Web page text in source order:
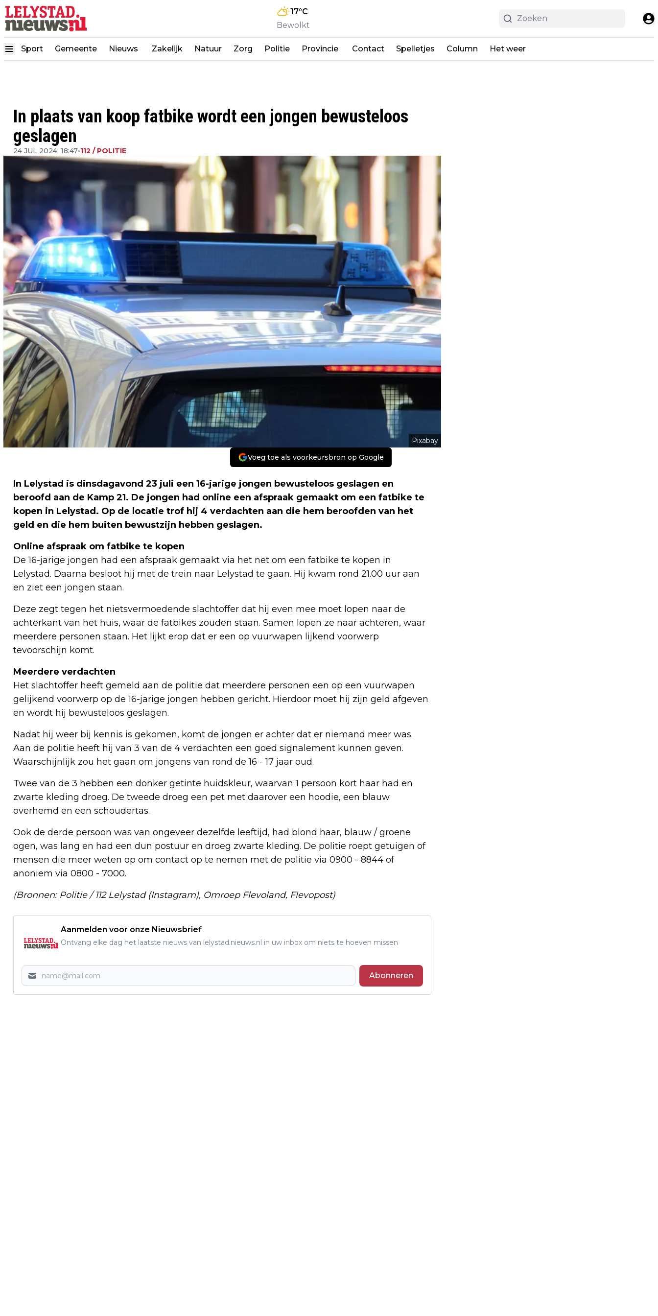
17°C
Bewolkt
Sport Gemeente Nieuws Zakelijk Natuur Zorg Politie Provincie Contact Spelletjes Column Het weer
In plaats van koop fatbike wordt een jongen bewusteloos
geslagen
24 JUL 2024, 18:47•112 / POLITIE
Pixabay
Voeg toe als voorkeursbron op Google
In Lelystad is dinsdagavond 23 juli een 16-jarige jongen bewusteloos geslagen en
beroofd aan de Kamp 21. De jongen had online een afspraak gemaakt om een fatbike te
kopen in Lelystad. Op de locatie trof hij 4 verdachten aan die hem beroofden van het
geld en die hem buiten bewustzijn hebben geslagen.
Online afspraak om fatbike te kopen
De 16-jarige jongen had een afspraak gemaakt via het net om een fatbike te kopen in
Lelystad. Daarna besloot hij met de trein naar Lelystad te gaan. Hij kwam rond 21.00 uur aan
en ziet een jongen staan.
Deze zegt tegen het nietsvermoedende slachtoffer dat hij even mee moet lopen naar de
achterkant van het huis, waar de fatbikes zouden staan. Samen lopen ze naar achteren, waar
meerdere personen staan. Het lijkt erop dat er een op vuurwapen lijkend voorwerp
tevoorschijn komt.
Meerdere verdachten
Het slachtoffer heeft gemeld aan de politie dat meerdere personen een op een vuurwapen
gelijkend voorwerp op de 16-jarige jongen hebben gericht. Hierdoor moet hij zijn geld afgeven
en wordt hij bewusteloos geslagen.
Nadat hij weer bij kennis is gekomen, komt de jongen er achter dat er niemand meer was.
Aan de politie heeft hij van 3 van de 4 verdachten een goed signalement kunnen geven.
Waarschijnlijk zou het gaan om jongens van rond de 16 - 17 jaar oud.
Twee van de 3 hebben een donker getinte huidskleur, waarvan 1 persoon kort haar had en
zwarte kleding droeg. De tweede droeg een pet met daarover een hoodie, een blauw
overhemd en een schoudertas.
Ook de derde persoon was van ongeveer dezelfde leeftijd, had blond haar, blauw / groene
ogen, was lang en had een dun postuur en droeg zwarte kleding. De politie roept getuigen of
mensen die meer weten op om contact op te nemen met de politie via 0900 - 8844 of
anoniem via 0800 - 7000.
(Bronnen: Politie / 112 Lelystad (Instagram), Omroep Flevoland, Flevopost)
Aanmelden voor onze Nieuwsbrief
Ontvang elke dag het laatste nieuws van lelystad.nieuws.nl in uw inbox om niets te hoeven missen
Abonneren